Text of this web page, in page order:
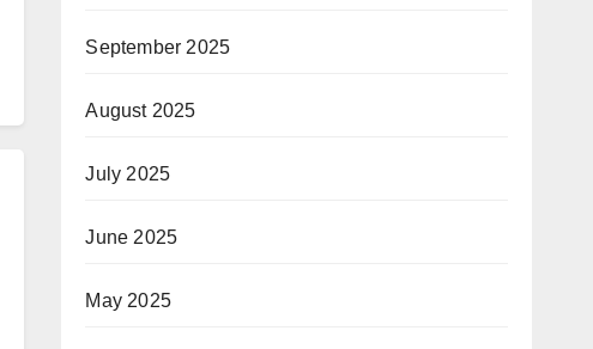
September 2025
August 2025
July 2025
June 2025
May 2025